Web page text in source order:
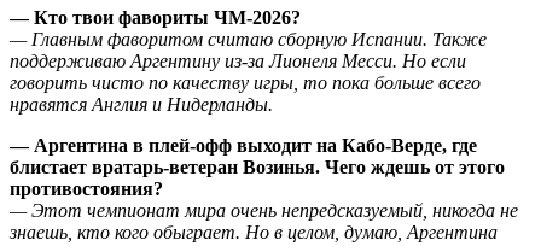
— Кто твои фавориты ЧМ-2026?
— Главным фаворитом считаю сборную Испании. Также
поддерживаю Аргентину из-за Лионеля Месси. Но если
говорить чисто по качеству игры, то пока больше всего
нравятся Англия и Нидерланды.
— Аргентина в плей-офф выходит на Кабо-Верде, где
блистает вратарь-ветеран Возинья. Чего ждешь от этого
противостояния?
— Этот чемпионат мира очень непредсказуемый, никогда не
знаешь, кто кого обыграет. Но в целом, думаю, Аргентина